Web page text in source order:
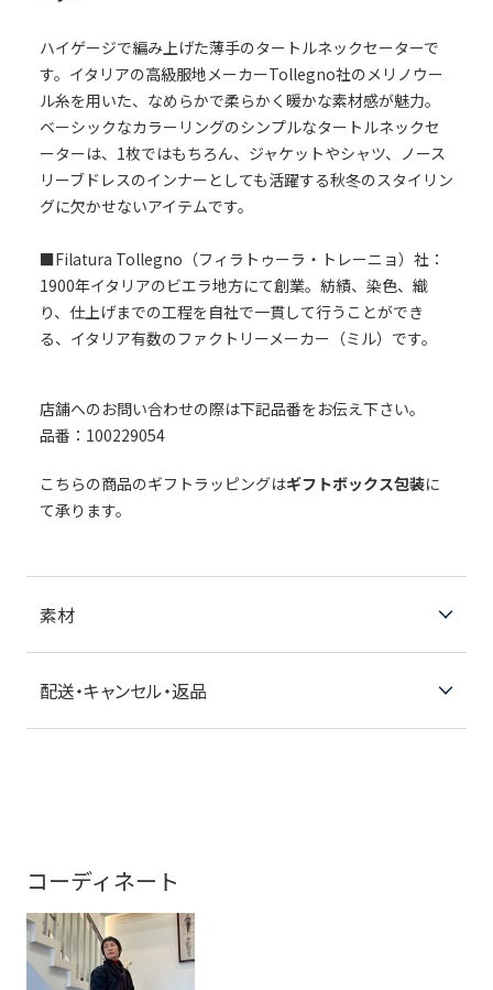
ハイゲージで編み上げた薄手のタートルネックセーターで
す。イタリアの高級服地メーカーTollegno社のメリノウー
ル糸を用いた、なめらかで柔らかく暖かな素材感が魅力。
ベーシックなカラーリングのシンプルなタートルネックセ
ーターは、1枚ではもちろん、ジャケットやシャツ、ノース
リーブドレスのインナーとしても活躍する秋冬のスタイリン
グに欠かせないアイテムです。
■Filatura Tollegno（フィラトゥーラ・トレーニョ）社：
1900年イタリアのビエラ地方にて創業。紡績、染色、織
り、仕上げまでの工程を自社で一貫して行うことができ
る、イタリア有数のファクトリーメーカー（ミル）です。
店舗へのお問い合わせの際は下記品番をお伝え下さい。
品番：100229054
こちらの商品のギフトラッピングはギフトボックス包装に
て承ります。
素材
配送・キャンセル・返品
コーディネート